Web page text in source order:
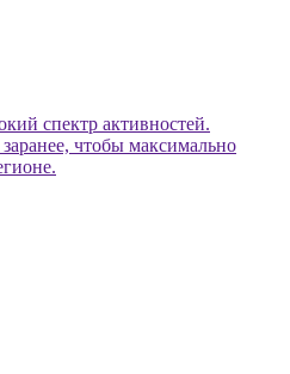
спектр активностей.
чтобы максимально